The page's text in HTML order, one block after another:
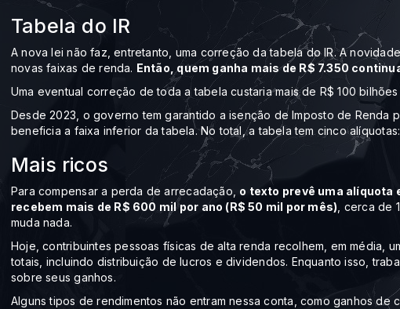
Tabela do IR
A nova lei não faz, entretanto, uma correção da tabela do IR. A
novas faixas de renda. Então, quem ganha mais de R$ 7.350
Uma eventual correção de toda a tabela custaria mais de R$ 100
Desde 2023, o governo tem garantido a isenção de Imposto de Renda
beneficia a faixa inferior da tabela. No total, a tabela tem cinco
Mais ricos
Para compensar a perda de arrecadação, o texto prevê uma alíquota
recebem mais de R$ 600 mil por ano (R$ 50 mil por mês) , cerca de
muda nada.
Hoje, contribuintes pessoas físicas de alta renda recolhem, em média,
totais, incluindo distribuição de lucros e dividendos. Enquanto isso,
sobre seus ganhos.
Alguns tipos de rendimentos não entram nessa conta, como ganhos